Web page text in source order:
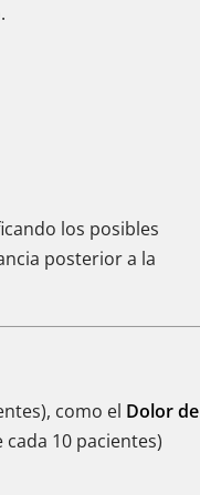
los posibles
posterior a la
como el Dolor de
cada 10 pacientes)